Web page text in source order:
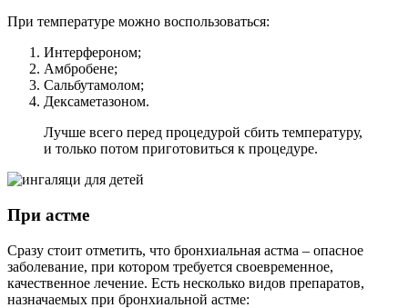
При температуре можно воспользоваться:
Интерфероном;
Амбробене;
Сальбутамолом;
Дексаметазоном.
Лучше всего перед процедурой сбить температуру,
и только потом приготовиться к процедуре.
При астме
Сразу стоит отметить, что бронхиальная астма – опасное
заболевание, при котором требуется своевременное,
качественное лечение. Есть несколько видов препаратов,
назначаемых при бронхиальной астме: